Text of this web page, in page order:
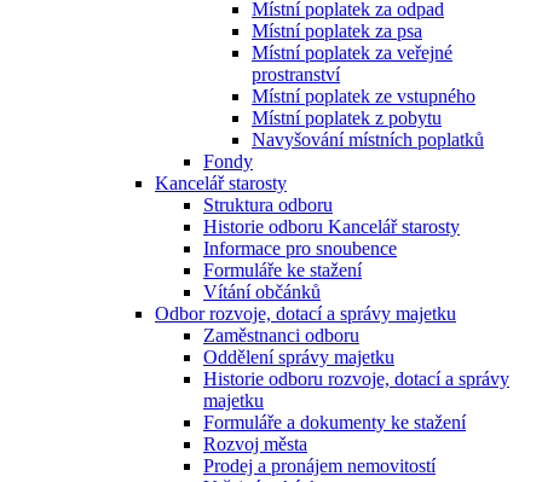
Místní poplatek za odpad
Místní poplatek za psa
Místní poplatek za veřejné
prostranství
Místní poplatek ze vstupného
Místní poplatek z pobytu
Navyšování místních poplatků
Fondy
Kancelář starosty
Struktura odboru
Historie odboru Kancelář starosty
Informace pro snoubence
Formuláře ke stažení
Vítání občánků
Odbor rozvoje, dotací a správy majetku
Zaměstnanci odboru
Oddělení správy majetku
Historie odboru rozvoje, dotací a správy
majetku
Formuláře a dokumenty ke stažení
Rozvoj města
Prodej a pronájem nemovitostí